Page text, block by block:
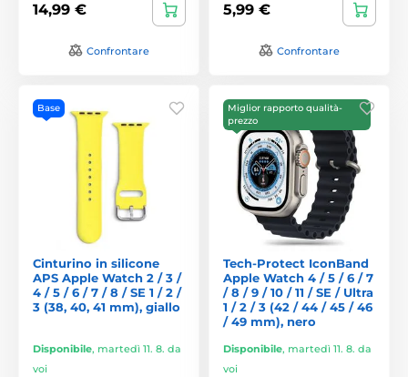
14,99 €
Confrontare
5,99 €
Confrontare
Base
Cinturino in silicone
APS Apple Watch 2 / 3 /
4 / 5 / 6 / 7 / 8 / SE 1 / 2 /
3 (38, 40, 41 mm), giallo
Disponibile, martedì 11. 8. da
voi
Miglior rapporto qualità-
prezzo
Tech-Protect IconBand
Apple Watch 4 / 5 / 6 / 7
/ 8 / 9 / 10 / 11 / SE / Ultra
1 / 2 / 3 (42 / 44 / 45 / 46
/ 49 mm), nero
Disponibile, martedì 11. 8. da
voi